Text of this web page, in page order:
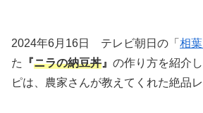
2024年6月16日 テレビ朝日の「 相
た
『ニラの納豆丼 』 の作り方を紹介
ピは、農家さんが教えてくれた絶品レ